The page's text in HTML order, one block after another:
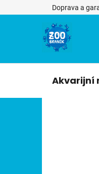
na
Doprava a
Akvarijní